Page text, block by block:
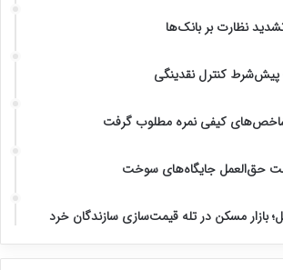
نظارت بر بانک‌ها
پیش‌شرط کنترل نقدینگی
شاخص‌های کیفی نمره مطلوب گرفت
حق‌العمل جایگاه‌های سوخت
بازار مسکن در تله قیمت‌سازی سازندگان خرد